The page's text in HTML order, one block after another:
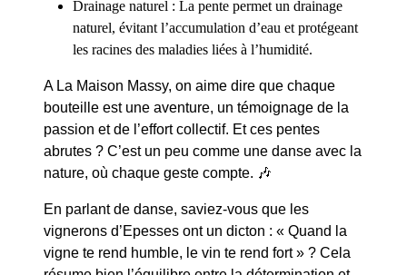
Drainage naturel : La pente permet un drainage
naturel, évitant l’accumulation d’eau et protégeant
les racines des maladies liées à l’humidité.
A La Maison Massy, on aime dire que chaque
bouteille est une aventure, un témoignage de la
passion et de l’effort collectif. Et ces pentes
abrutes ? C’est un peu comme une danse avec la
nature, où chaque geste compte. 🎶
En parlant de danse, saviez-vous que les
vignerons d’Epesses ont un dicton : « Quand la
vigne te rend humble, le vin te rend fort » ? Cela